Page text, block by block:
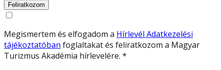
Feliratkozom
Megismertem és elfogadom a Hírlevél Adatkezelési
tájékoztatóban foglaltakat és feliratkozom a Magyar
Turizmus Akadémia hírlevelére. *